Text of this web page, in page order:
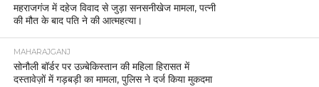
महराजगंज में दहेज विवाद से जुड़ा सनसनीखेज मामला, पत्नी
की मौत के बाद पति ने की आत्महत्या।
MAHARAJGANJ
सोनौली बॉर्डर पर उज़्बेकिस्तान की महिला हिरासत में
दस्तावेज़ों में गड़बड़ी का मामला, पुलिस ने दर्ज किया मुकदमा